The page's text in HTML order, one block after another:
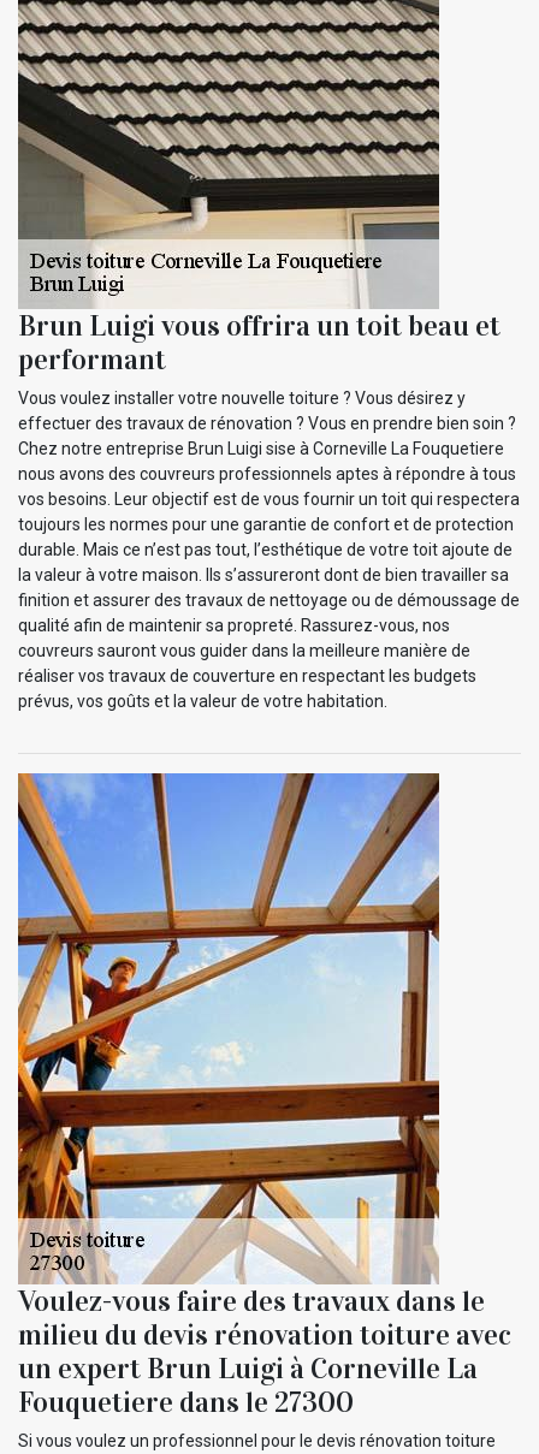
Brun Luigi vous offrira un toit beau et
performant
Vous voulez installer votre nouvelle toiture ? Vous désirez y
effectuer des travaux de rénovation ? Vous en prendre bien soin ?
Chez notre entreprise Brun Luigi sise à Corneville La Fouquetiere
nous avons des couvreurs professionnels aptes à répondre à tous
vos besoins. Leur objectif est de vous fournir un toit qui respectera
toujours les normes pour une garantie de confort et de protection
durable. Mais ce n’est pas tout, l’esthétique de votre toit ajoute de
la valeur à votre maison. Ils s’assureront dont de bien travailler sa
finition et assurer des travaux de nettoyage ou de démoussage de
qualité afin de maintenir sa propreté. Rassurez-vous, nos
couvreurs sauront vous guider dans la meilleure manière de
réaliser vos travaux de couverture en respectant les budgets
prévus, vos goûts et la valeur de votre habitation.
Voulez-vous faire des travaux dans le
milieu du devis rénovation toiture avec
un expert Brun Luigi à Corneville La
Fouquetiere dans le 27300
Si vous voulez un professionnel pour le devis rénovation toiture